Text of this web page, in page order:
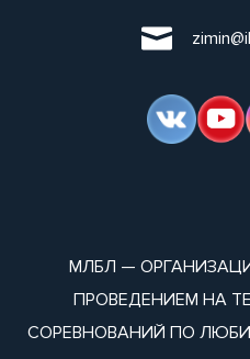
МЛБЛ —
ПРОВЕДЕНИЕМ НА
СОРЕВНОВАНИЙ ПО